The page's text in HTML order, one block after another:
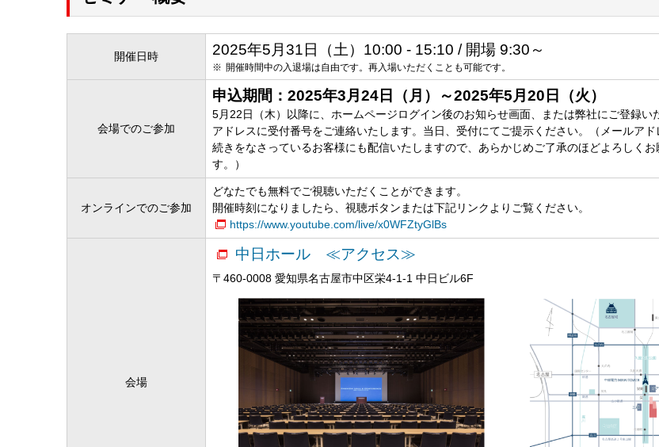
開催日時 2025年5月31日（土）10:00 - 15:10 / 開場 9:30～
開催時間中の入退場は自由です。再入場いただくことも可能です。
会場でのご参加
申込期間：2025年3月24日（月）～2025年5月20日（火）
5月22日（木）以降に、ホームページログイン後のお知らせ画面、または弊社にご登録い
アドレスに受付番号をご連絡いたします。当日、受付にてご提示ください。（メールア
続きをなさっているお客様にも配信いたしますので、あらかじめご了承のほどよろしくお
す。）
オンラインでのご参加
どなたでも無料でご視聴いただくことができます。
開催時刻になりましたら、視聴ボタンまたは下記リンクよりご覧ください。
https://www.youtube.com/live/x0WFZtyGlBs
会場
中日ホール ≪アクセス≫
〒460-0008 愛知県名古屋市中区栄4-1-1 中日ビル6F